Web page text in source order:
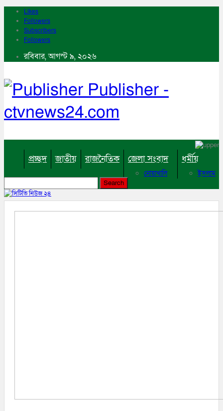
Likes
Followers
Subscribers
Followers
রবিবার, আগস্ট ৯, ২০২৬
Publisher -
ctvnews24.com
প্রচ্ছদ জাতীয় রাজনৈতিক জেলা সংবাদ
নোয়াখালি
ঢাকা
নারায়নগঞ্জ
ব্রাহ্মণবাড়িয়া
ধর্মীয়
ইসলাম
বৌদ্ধ
খ্রিষ্টান